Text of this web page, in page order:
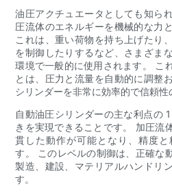
油圧アクチュエータとしても知ら
圧流体のエネルギーを機械的な力
これは、重い荷物を持ち上げたり
を制御したりするなど、さまざま
環境で一般的に使用されます。 こ
とは、圧力と流量を自動的に調整
シリンダーを非常に効率的で信頼性
自動油圧シリンダーの主な利点の
きを実現できることです。 加圧流
貫した動作が可能となり、精度
す。 このレベルの制御は、正確な
製造、建設、マテリアルハンドリ
す。